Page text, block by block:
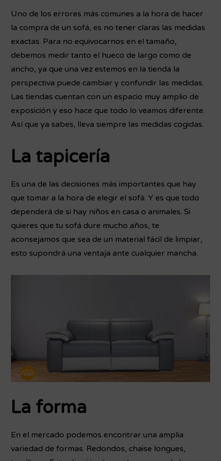
Uno de los errores más comunes a la hora de hacer
la compra de un sofá, es no tener claras las medidas
exactas. Para no equivocarnos en el tamaño,
debemos medir tanto el hueco de largo como de
ancho, ya que una vez estemos en la tienda la
perspectiva puede cambiar y confundir las medidas.
Las tiendas cuentan con un espacio muy amplio de
exposición y eso hace que todo lo veamos diferente.
Así que ya sabes, lleva siempre las medidas cogidas.
La tapicería
Es una de las decisiones más importantes que hay
que tomar a la hora de elegir el sofá. Y es que todo
dependerá de si hay niños en casa o animales. Si
quieres que tu sofá dure mucho años, te
aconsejamos que sea de un material fácil de limpiar,
esto supondrá una ventaja ante cualquier mancha.
La forma
En el mercado podemos encontrar una amplia
variedad de formas. Redondos, chaise longues,